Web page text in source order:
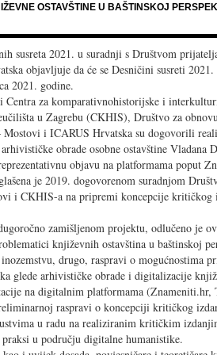
OSTAVŠTINE U BAŠTINSKOJ
susreta 2021. u suradnji s Društvom
objavljuje da će se Desničini susreti
2021. godine.
Centra za komparativnohistorijske i
u Zagrebu (CKHIS), Društvo za
Mostovi i ICARUS Hrvatska su dogovorili
obrade osobne ostavštine Vladana
objavu na platformama poput
je 2019. dogovorenom suradnjom
i CKHIS-a na pripremi koncepcije kritičkog
zamišljenom projektu, odlučeno je
književnih ostavština u baštinskoj
drugo, raspravi o mogućnostima
glede arhivističke obrade i digitalizacije
na digitalnim platformama
raspravi o koncepciji kritičkog
u radu na realiziranim kritičkim
u području digitalne humanistike.